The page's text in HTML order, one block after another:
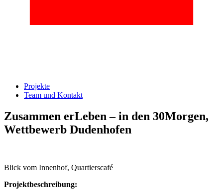
Projekte
Team und Kontakt
Zusammen erLeben – in den 30Morgen,
Wettbewerb Dudenhofen
Blick vom Innenhof, Quartierscafé
Projektbeschreibung: